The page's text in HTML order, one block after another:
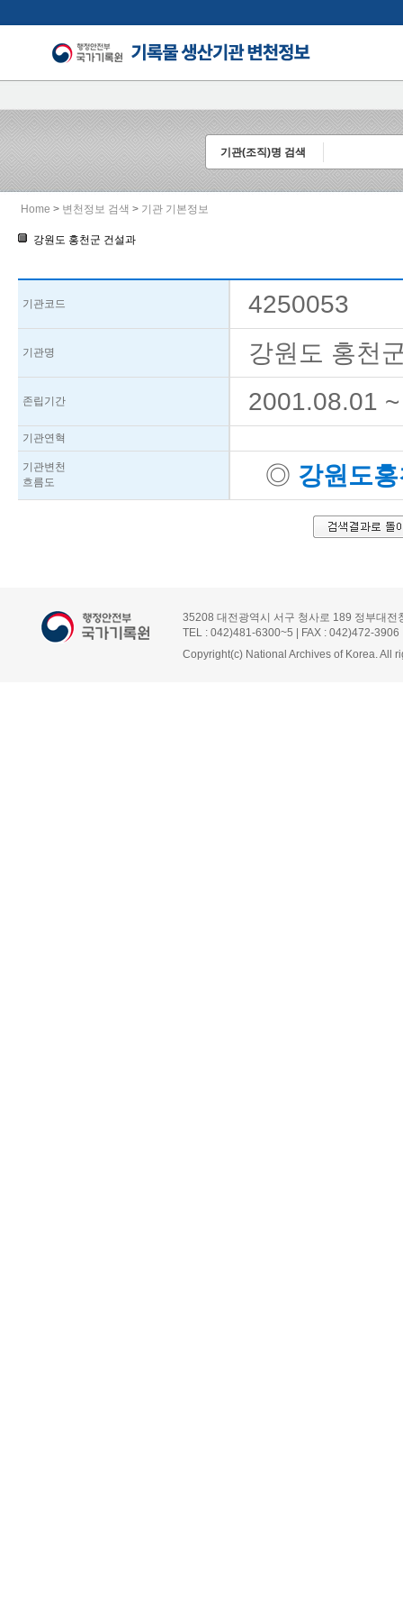
기관(조직)명 검색
Home > 변천정보 검색 > 기관 기본정보
강원도 홍천군 건설과
기관코드 4250053
기관명 강원도 홍천
존립기간 2001.08.01
기관연혁
기관변천
흐름도
◎ 강원도
35208 대전광역시 서구 청사로 189 정부대전
TEL : 042)481-6300~5 | FAX : 042)472-3906
Copyright(c) National Archives of Korea. All